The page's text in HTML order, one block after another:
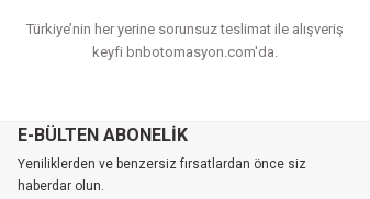
Türkiye’nin her yerine sorunsuz teslimat ile alışveriş
keyfi bnbotomasyon.com'da.
E-BÜLTEN ABONELİK
Yeniliklerden ve benzersiz fırsatlardan önce siz
haberdar olun.